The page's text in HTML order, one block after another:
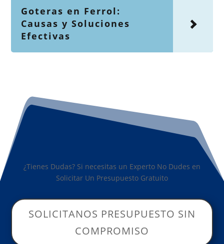
Goteras en Ferrol:
Causas y Soluciones
Efectivas
¿Tienes Dudas? Si necesitas un Experto No Dudes en
Solicitar Un Presupuesto Gratuito
SOLICITANOS PRESUPUESTO SIN
COMPROMISO